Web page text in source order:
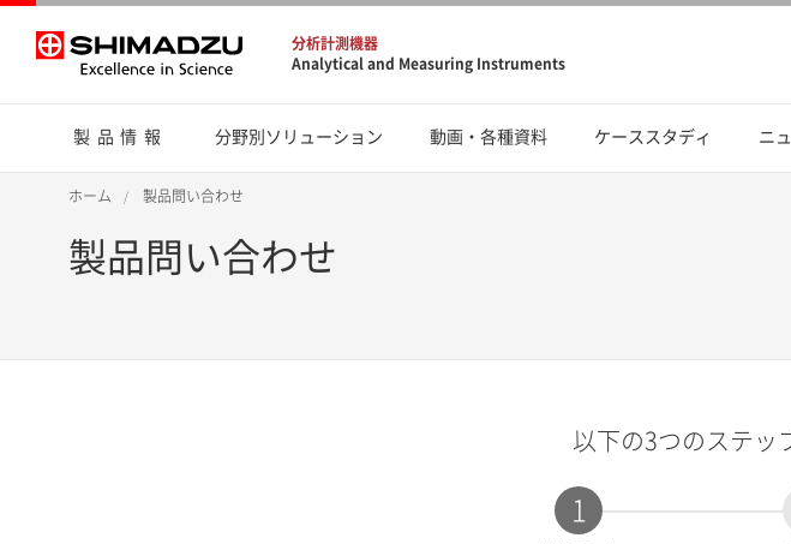
分析計測機器
Analytical and Measuring Instruments
製品情報 分野別ソリューション 動画・各種資料 ケーススタディ ニ
ホーム 製品問い合わせ
製品問い合わせ
以下の3つのステッ
1